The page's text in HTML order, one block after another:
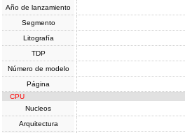
Año de lanzamiento
Segmento
Litografía
TDP
Número de modelo
Página
CPU
Nucleos
Arquitectura